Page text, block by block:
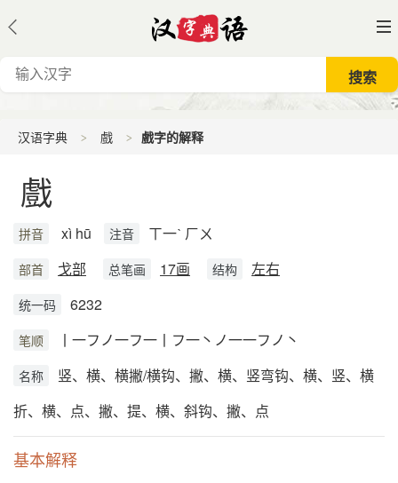
汉语字典 戲 戲字的解释
戲
拼音 xì hū 注音 ㄒ一ˋ ㄏㄨ
部首 戈部 总笔画 17画 结构 左右
统一码 6232
笔顺 丨一フノ一フ一丨フ一丶ノ一一フノ丶
名称
竖、横、横撇/横钩、撇、横、竖弯钩、横、竖、横
折、横、点、撇、提、横、斜钩、撇、点
基本解释